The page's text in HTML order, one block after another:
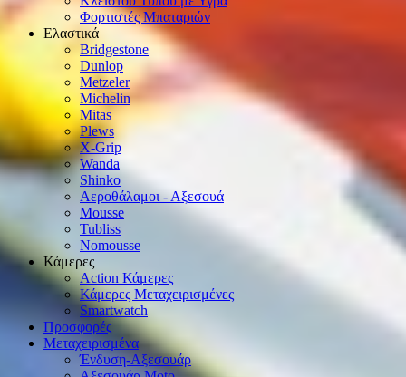
Φορτιστές Μπαταριών
Ελαστικά
Bridgestone
Dunlop
Metzeler
Michelin
Mitas
Plews
X-Grip
Wanda
Shinko
Αεροθάλαμοι - Αξεσουά
Mousse
Tubliss
Nomousse
Κάμερες
Action Κάμερες
Κάμερες Μεταχειρισμένες
Smartwatch
Προσφορές
Μεταχειρισμένα
Ένδυση-Αξεσουάρ